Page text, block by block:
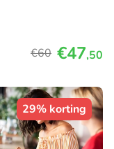
€60 €47,50
29% korting